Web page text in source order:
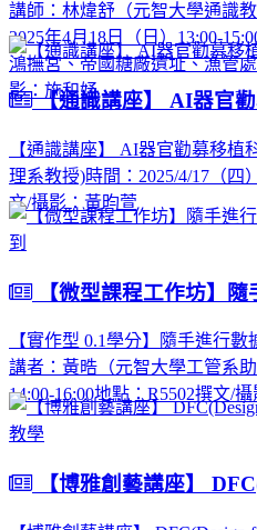
講師：林煒舒（元智大學通識
2025年4月18日（日）13:00-
鴻撫宮、帝國糖廠遺址、漁管
影：施和妤
【通識講座】 AI器官
【通識講座】 AI器官勸募移植
理系教授)時間：2025/4/17（四
文/攝影：黃昀萱
【微型課程工作坊】隨手進行數
【實作型 0.1學分】隨手進行數
講者：黃晧（元智大學工管系
14:00-16:00地點：R5502撰文/
【博雅創藝講座】 DFC(Design